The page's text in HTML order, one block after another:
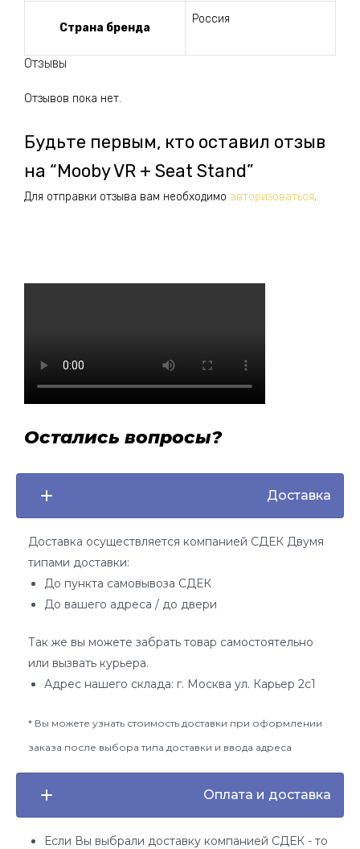
Страна бренда
Россия
Отзывы
Отзывов пока нет.
Будьте первым, кто оставил отзыв
на “Mooby VR + Seat Stand”
Для отправки отзыва вам необходимо авторизоваться.
Остались вопросы?
Доставка
Доставка осуществляется компанией СДЕК Двумя
типами доставки:
До пункта самовывоза СДЕК
До вашего адреса / до двери
Так же вы можете забрать товар самостоятельно
или вызвать курьера.
Адрес нашего склада: г. Москва ул. Карьер 2с1
* Вы можете узнать стоимость доставки при оформлении
заказа после выбора типа доставки и ввода адреса
Оплата и доставка
Если Вы выбрали доставку компанией СДЕК - то